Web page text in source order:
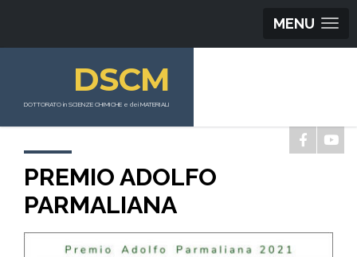
MENU
DSCM
DOTTORATO in SCIENZE CHIMICHE e dei MATERIALI
PREMIO ADOLFO
PARMALIANA